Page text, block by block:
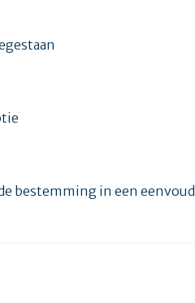
bestemming in een